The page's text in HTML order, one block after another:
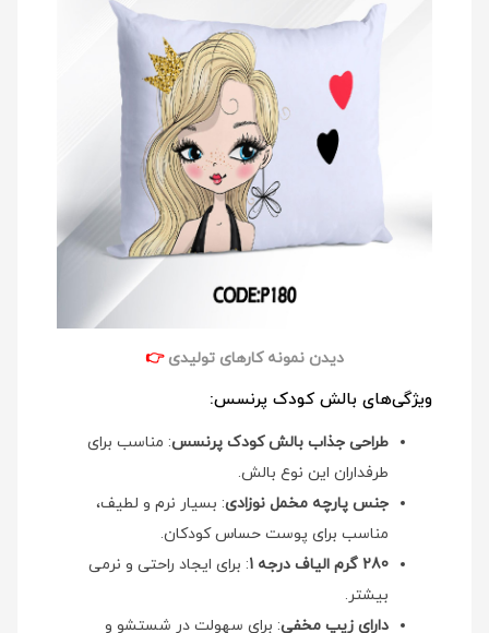
دیدن نمونه کارهای تولیدی 👉
ویژگی‌های بالش کودک پرنسس:
طراحی جذاب بالش کودک پرنسس: مناسب برای
طرفداران این نوع بالش.
جنس پارچه مخمل نوزادی: بسیار نرم و لطیف،
مناسب برای پوست حساس کودکان.
280 گرم الیاف درجه 1
: برای ایجاد راحتی و نرمی
بیشتر.
دارای زیپ مخفی: برای سهولت در شستشو و